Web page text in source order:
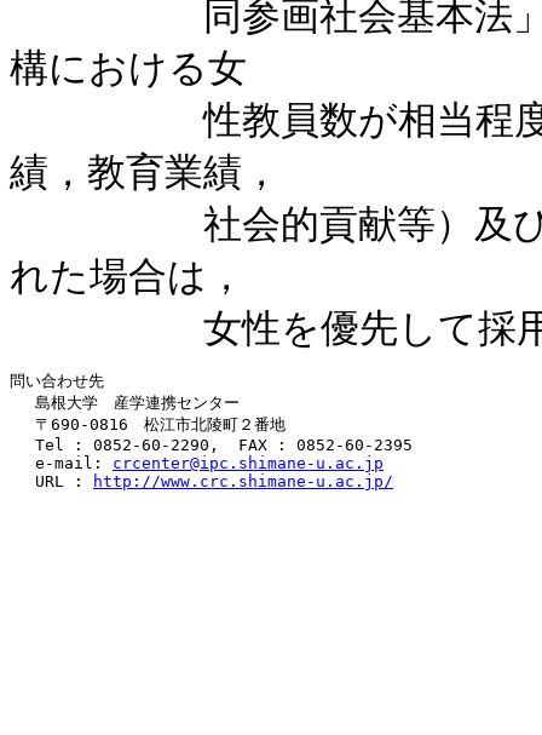
同参画社会基本法」の
構における女
性教員数が相当程度少
績，教育業績，
社会的貢献等）及び人
れた場合は，
問い合わせ先
島根大学　産学連携センター
〒690-0816　松江市北陵町２番地
Tel : 0852-60-2290,  FAX : 0852-60-2395
e-mail: crcenter@ipc.shimane-u.ac.jp
URL :
http://www.crc.shimane-u.ac.jp/